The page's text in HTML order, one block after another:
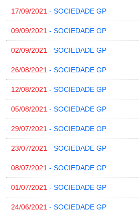
17/09/2021 - SOCIEDADE GP
09/09/2021 - SOCIEDADE GP
02/09/2021 - SOCIEDADE GP
26/08/2021 - SOCIEDADE GP
12/08/2021 - SOCIEDADE GP
05/08/2021 - SOCIEDADE GP
29/07/2021 - SOCIEDADE GP
23/07/2021 - SOCIEDADE GP
08/07/2021 - SOCIEDADE GP
01/07/2021 - SOCIEDADE GP
24/06/2021 - SOCIEDADE GP